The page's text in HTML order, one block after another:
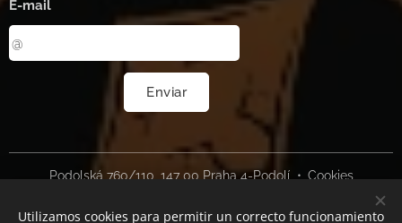
E-mail
Enviar
Podolská 760/110, 147 00 Praha 4-Podolí Cookies
Idiomas
Utilizamos cookies para permitir un correcto funcionamiento